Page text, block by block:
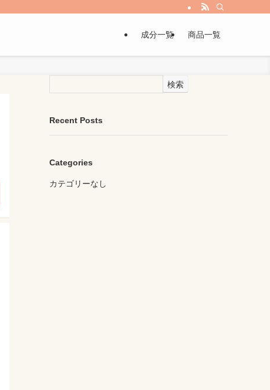
成分一覧 商品一覧
検索
Recent Posts
Categories
カテゴリーなし